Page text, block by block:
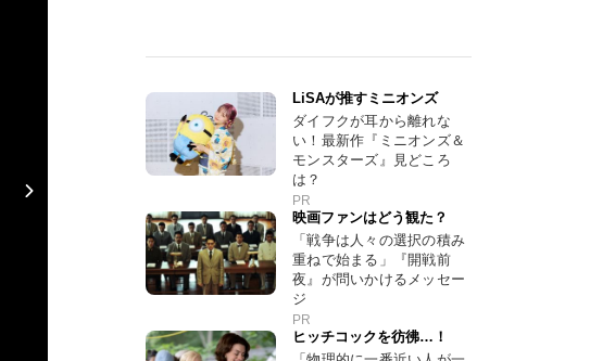
LiSAが推すミニオンズ
ダイフクが耳から離れな
い！最新作『ミニオンズ＆
モンスターズ』見どころ
は？
PR
映画ファンはどう観た？
「戦争は人々の選択の積み
重ねで始まる」『開戦前
夜』が問いかけるメッセー
ジ
PR
ヒッチコックを彷彿…！